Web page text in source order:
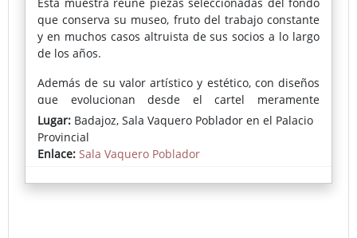
que conserva su museo, fruto del trabajo constante
y en muchos casos altruista de sus socios a lo largo
de los años.
Además de su valor artístico y estético, con diseños
que evolucionan desde el cartel meramente
informativo hasta propuestas gráficas más coloristas
y elaboradas, estos documentos ofrecen un valioso
testimonio de los usos sociales, costumbres y
Lugar: Badajoz, Sala Vaquero Poblador en el Palacio
Provincial
Enlace: Sala Vaquero Poblador